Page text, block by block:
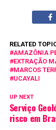
RELATED
AMAZÔNIA
EXTRAÇÃO
MARCOS
UCAYALI
UP NEXT
Serviço
risco em